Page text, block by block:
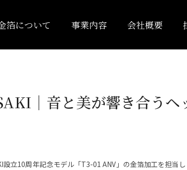
箔について 事業内容 会社概要
｜音と美が響き合うヘ
立10周年記念モデル「T3-01 ANV」の金箔加工を担当